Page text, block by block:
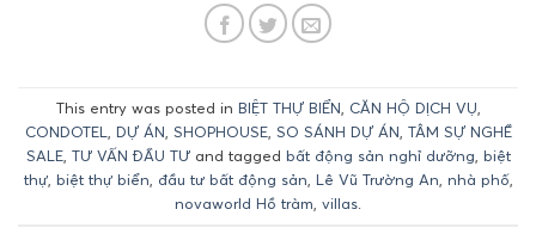
This entry was posted in BIỆT THỰ BIỂN, CĂN HỘ DỊCH VỤ,
CONDOTEL, DỰ ÁN, SHOPHOUSE, SO SÁNH DỰ ÁN, TÂM SỰ NGHỀ
SALE, TƯ VẤN ĐẦU TƯand tagged bất động sản nghỉ dưỡng, biệt
thự, biệt thự biển, đầu tư bất động sản, Lê Vũ Trường An, nhà phố,
novaworld Hồ tràm, villas.